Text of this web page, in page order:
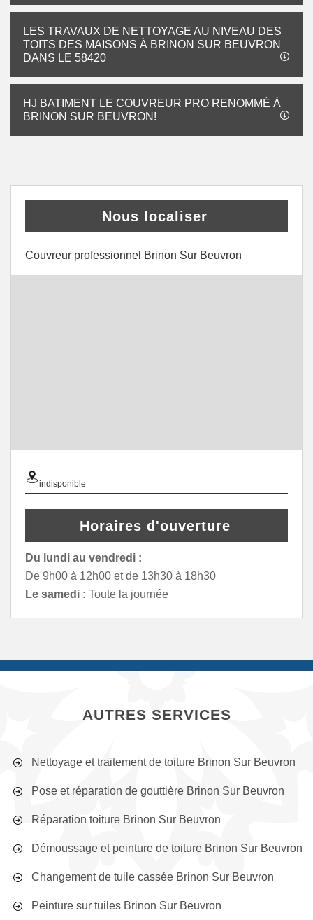
LES TRAVAUX DE NETTOYAGE AU NIVEAU DES
TOITS DES MAISONS À BRINON SUR BEUVRON
DANS LE 58420
HJ BATIMENT LE COUVREUR PRO RENOMMÉ À
BRINON SUR BEUVRON!
Nous localiser
Couvreur professionnel Brinon Sur Beuvron
indisponible
Horaires d'ouverture
Du lundi au vendredi :
De 9h00 à 12h00 et de 13h30 à 18h30
Le samedi : Toute la journée
AUTRES SERVICES
Nettoyage et traitement de toiture Brinon Sur Beuvron
Pose et réparation de gouttière Brinon Sur Beuvron
Réparation toiture Brinon Sur Beuvron
Démoussage et peinture de toiture Brinon Sur Beuvron
Changement de tuile cassée Brinon Sur Beuvron
Peinture sur tuiles Brinon Sur Beuvron